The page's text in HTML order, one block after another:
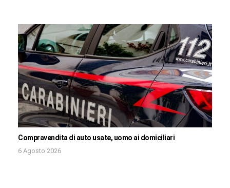
Compravendita di auto usate, uomo ai domiciliari
6 Agosto 2026